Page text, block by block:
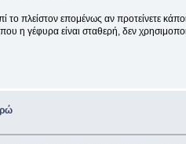
επομένως αν προτείνετε
η γέφυρα είναι σταθερή, δεν